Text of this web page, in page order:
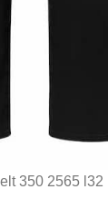
350 2565 l32